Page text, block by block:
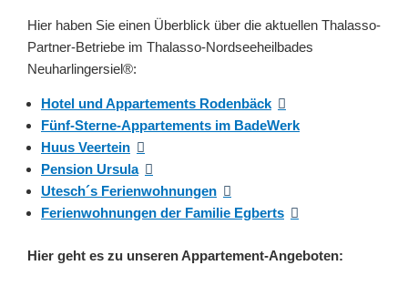
Hier haben Sie einen Überblick über die aktuellen Thalasso-
Partner-Betriebe im Thalasso-Nordseeheilbades
Neuharlingersiel®:
Hotel und Appartements Rodenbäck
Fünf-Sterne-Appartements im BadeWerk
Huus Veertein
Pension Ursula
Utesch´s Ferienwohnungen
Ferienwohnungen der Familie Egberts
Hier geht es zu unseren Appartement-Angeboten: